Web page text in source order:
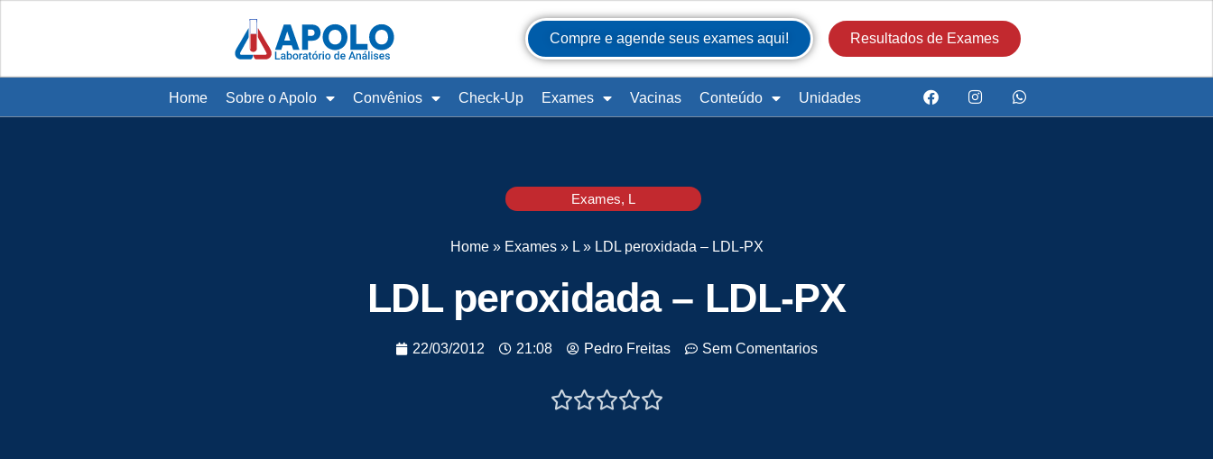
Compre e agende seus exames aqui! Resultados de Exames
Home Sobre o Apolo Convênios Check-Up Exames Vacinas Conteúdo Unidades
Exames, L
Home» Exames» L» LDL peroxidada – LDL-PX
LDL peroxidada – LDL-PX
22/03/2012 21:08 Pedro Freitas Sem Comentarios
